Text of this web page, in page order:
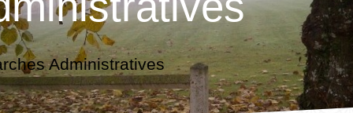
Administratives